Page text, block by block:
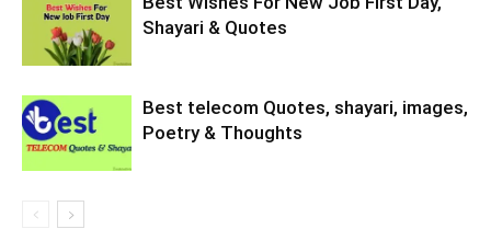
Shayari & Quotes
Best telecom Quotes, shayari, images,
Poetry & Thoughts